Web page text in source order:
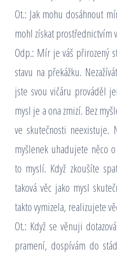
Ot.: Jak mohu dosáhnout
mohl získat prostřednictvím
Odp.: Mír je váš přirozený
stavu na překážku.
jste svou vičáru prováděl
mysl je a ona zmizí. Bez
ve skutečnosti neexistuje.
myšlenek uhadujete něco
to myslí. Když zkoušíte
taková věc jako mysl
takto vymizela, realizujete
Ot.: Když se věnuji
pramení, dospívám do